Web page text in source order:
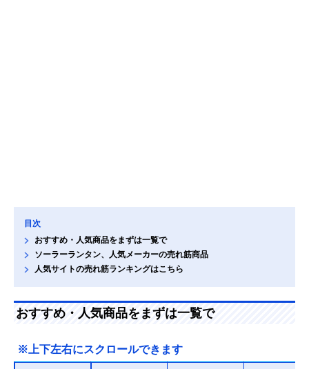
目次
おすすめ・人気商品をまずは一覧で
ソーラーランタン、人気メーカーの売れ筋商品
人気サイトの売れ筋ランキングはこちら
おすすめ・人気商品をまずは一覧で
※上下左右にスクロールできます